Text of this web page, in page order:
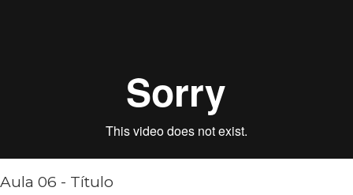
Aula 06 - Título